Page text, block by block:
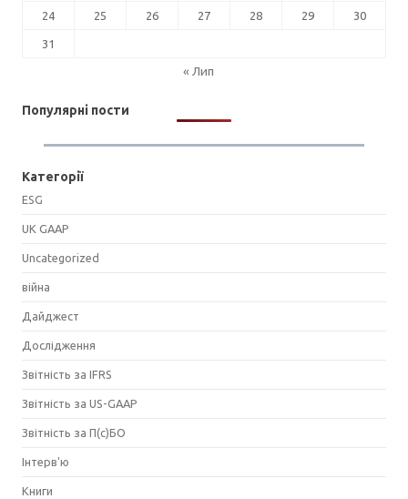
24 25 26 27 28 29 30
31
« Лип
Популярні пости
Категорії
ESG
UK GAAP
Uncategorized
війна
Дайджест
Дослідження
Звітність за IFRS
Звітність за US-GAAP
Звітність за П(с)БО
Інтерв'ю
Книги